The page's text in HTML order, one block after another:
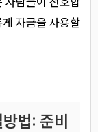
자금을 사용할
법: 준비